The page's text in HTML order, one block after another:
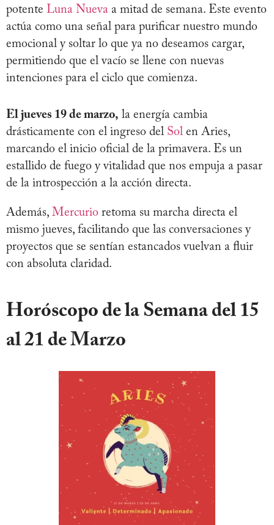
potente Luna Nueva a mitad de semana. Este evento
actúa como una señal para purificar nuestro mundo
emocional y soltar lo que ya no deseamos cargar,
permitiendo que el vacío se llene con nuevas
intenciones para el ciclo que comienza.
El jueves 19 de marzo, la energía cambia
drásticamente con el ingreso del Sol en Aries,
marcando el inicio oficial de la primavera. Es un
estallido de fuego y vitalidad que nos empuja a pasar
de la introspección a la acción directa.
Además, Mercurio retoma su marcha directa el
mismo jueves, facilitando que las conversaciones y
proyectos que se sentían estancados vuelvan a fluir
con absoluta claridad.
Horóscopo de la Semana del 15
al 21 de Marzo